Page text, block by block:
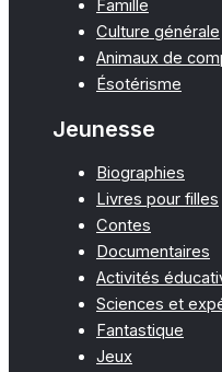
Famille
Culture générale
Animaux de
Ésotérisme
Jeunesse
Biographies
Livres pour filles
Contes
Documentaires
Activités
Sciences et
Fantastique
Jeux